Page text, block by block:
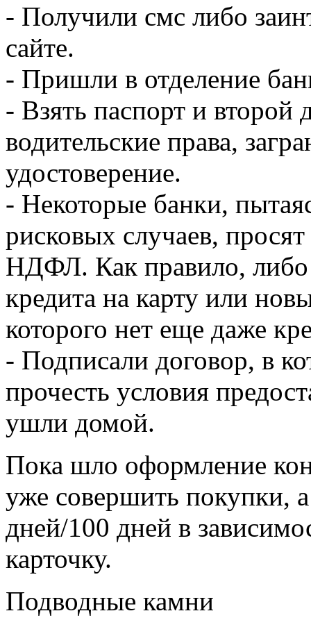
- Получили смс либо
сайте.
- Пришли в отделение
- Взять паспорт и
водительские права,
удостоверение.
- Некоторые банки,
рисковых случаев,
НДФЛ. Как правило,
кредита на карту или
которого нет еще даже
- Подписали договор, в
прочесть условия
ушли домой.
Пока шло оформление
уже совершить покупки,
дней/100 дней в
карточку.
Подводные камни